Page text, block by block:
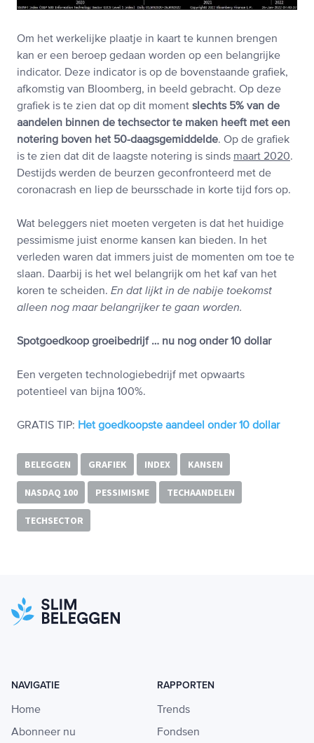
Om het werkelijke plaatje in kaart te kunnen brengen
kan er een beroep gedaan worden op een belangrijke
indicator. Deze indicator is op de bovenstaande grafiek,
afkomstig van Bloomberg, in beeld gebracht. Op deze
grafiek is te zien dat op dit moment slechts 5% van de
aandelen binnen de techsector te maken heeft met een
notering boven het 50-daagsgemiddelde. Op de grafiek
is te zien dat dit de laagste notering is sinds maart 2020.
Destijds werden de beurzen geconfronteerd met de
coronacrash en liep de beursschade in korte tijd fors op.
Wat beleggers niet moeten vergeten is dat het huidige
pessimisme juist enorme kansen kan bieden. In het
verleden waren dat immers juist de momenten om toe te
slaan. Daarbij is het wel belangrijk om het kaf van het
koren te scheiden. En dat lijkt in de nabije toekomst
alleen nog maar belangrijker te gaan worden.
Spotgoedkoop groeibedrijf … nu nog onder 10 dollar
Een vergeten technologiebedrijf met opwaarts
potentieel van bijna 100%.
GRATIS TIP: Het goedkoopste aandeel onder 10 dollar
BELEGGEN GRAFIEK INDEX KANSEN
NASDAQ 100 PESSIMISME TECHAANDELEN
TECHSECTOR
NAVIGATIE
Home
Abonneer nu
RAPPORTEN
Trends
Fondsen